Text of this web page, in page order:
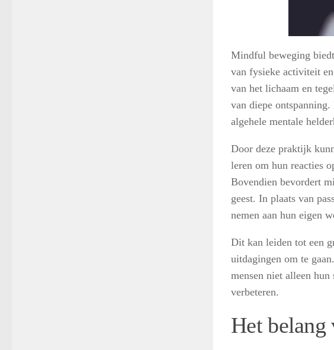
Mindful beweging
van fysieke activiteit
van het lichaam en
van diepe
algehele mentale
Door deze praktijk
leren om hun reacties
Bovendien bevordert
geest. In plaats van
nemen aan hun eigen
Dit kan leiden tot een
uitdagingen om te
mensen niet alleen
verbeteren.
Het belang